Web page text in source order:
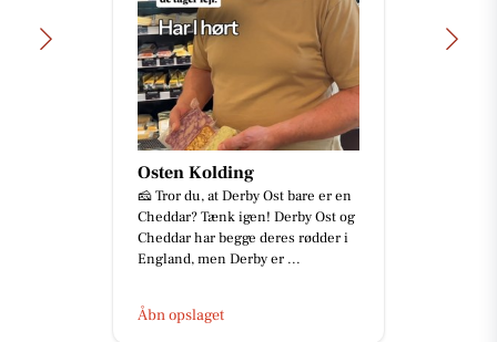
Osten Kolding
🧀 Tror du, at Derby Ost bare er en
Cheddar? Tænk igen! Derby Ost og
Cheddar har begge deres rødder i
England, men Derby er ...
Åbn opslaget